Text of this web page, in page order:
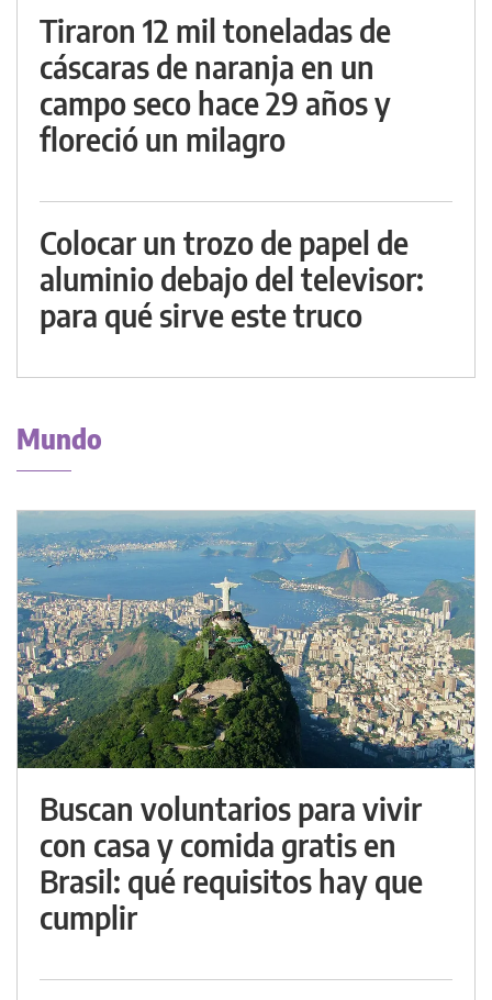
Tiraron 12 mil toneladas de
cáscaras de naranja en un
campo seco hace 29 años y
floreció un milagro
Colocar un trozo de papel de
aluminio debajo del televisor:
para qué sirve este truco
Mundo
Buscan voluntarios para vivir
con casa y comida gratis en
Brasil: qué requisitos hay que
cumplir